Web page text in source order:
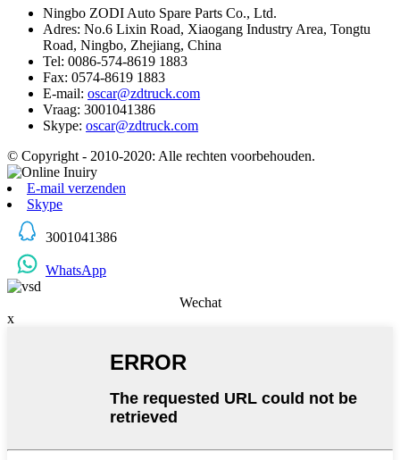
Ningbo ZODI Auto Spare Parts Co., Ltd.
Adres: No.6 Lixin Road, Xiaogang Industry Area, Tongtu
Road, Ningbo, Zhejiang, China
Tel: 0086-574-8619 1883
Fax: 0574-8619 1883
E-mail: oscar@zdtruck.com
Vraag: 3001041386
Skype: oscar@zdtruck.com
© Copyright - 2010-2020: Alle rechten voorbehouden.
E-mail verzenden
Skype
3001041386
WhatsApp
Wechat
x